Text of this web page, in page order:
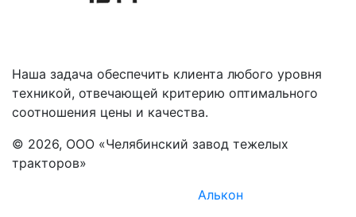
Наша задача обеспечить клиента любого уровня
техникой, отвечающей критерию оптимального
соотношения цены и качества.
© 2026, ООО «Челябинский завод тежелых
тракторов»
Алькон